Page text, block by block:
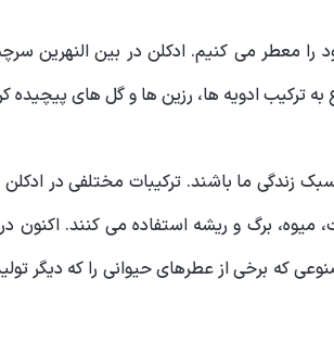
از 6000 سال است که خود را معطر می کنیم. ادکلن در
ترکیب ادویه ها، رزین ها و گل های پیچیده
ما باشند. ترکیبات مختلفی در ادکلن
برگ و ریشه استفاده می کنند. اکنون
که برخی از عطرهای حیوانی را که دیگر